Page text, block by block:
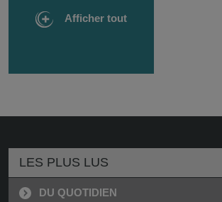
Afficher tout
LES PLUS LUS
DU QUOTIDIEN